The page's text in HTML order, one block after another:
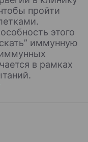
пройти
этого
иммунную
в рамках